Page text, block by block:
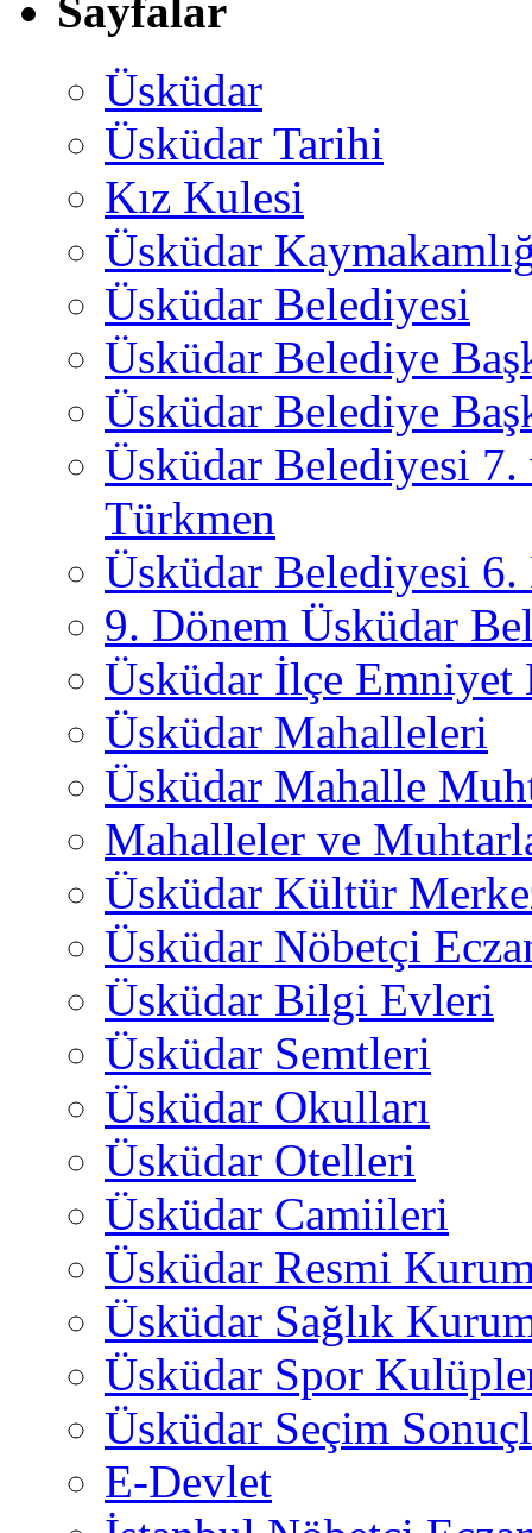
Sayfalar
Üsküdar
Üsküdar Tarihi
Kız Kulesi
Üsküdar
Üsküdar Belediyesi
Üsküdar Belediye
Üsküdar Belediye
Üsküdar Belediyesi
Türkmen
Üsküdar Belediyesi 6.
9. Dönem Üsküdar
Üsküdar İlçe
Üsküdar Mahalleleri
Üsküdar Mahalle
Mahalleler ve
Üsküdar Kültür
Üsküdar Nöbetçi
Üsküdar Bilgi Evleri
Üsküdar Semtleri
Üsküdar Okulları
Üsküdar Otelleri
Üsküdar Camiileri
Üsküdar Resmi
Üsküdar Sağlık
Üsküdar Spor
Üsküdar Seçim
E-Devlet